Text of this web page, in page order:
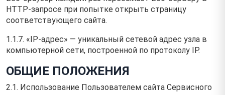
HTTP-запросе при попытке открыть страницу
соответствующего сайта.
1.1.7. «IP-адрес» — уникальный сетевой адрес узла в
компьютерной сети, построенной по протоколу IP.
ОБЩИЕ ПОЛОЖЕНИЯ
2.1. Использование Пользователем сайта Сервисного